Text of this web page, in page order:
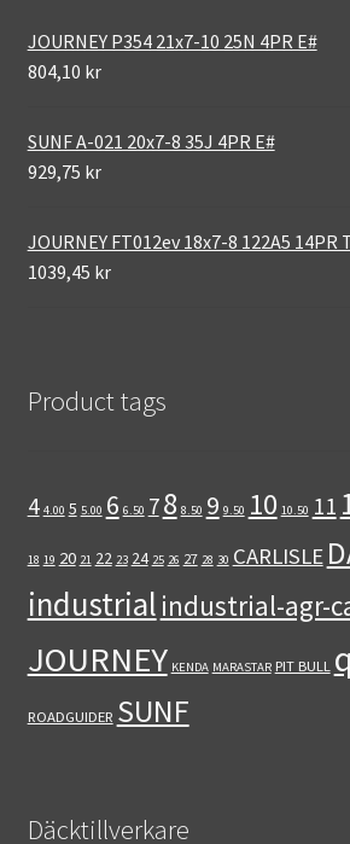
JOURNEY P354 21x7-10 25N 4PR E#
804,10 kr
SUNF A-021 20x7-8 35J 4PR E#
929,75 kr
JOURNEY FT012ev 18x7-8 122A5 14PR
1039,45 kr
Product tags
4 4.00 5 5.00 6 6.50 78 8.50 9 9.50 10 10.50 11
18 19 20 21 22 23 24 25 26 27 28 30 CARLISLE
industrial industrial-agr-
JOURNEY KENDA MARASTAR PIT BULL
ROADGUIDER SUNF
Däcktillverkare